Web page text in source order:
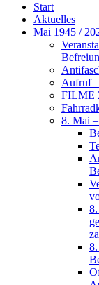
Start
Aktuelles
Mai 1945 /
Aufruf
FILME
8. Mai